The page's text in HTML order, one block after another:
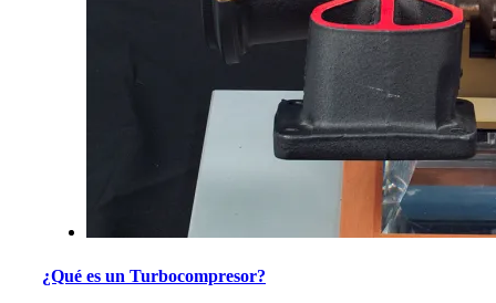
¿Qué es un Turbocompresor?